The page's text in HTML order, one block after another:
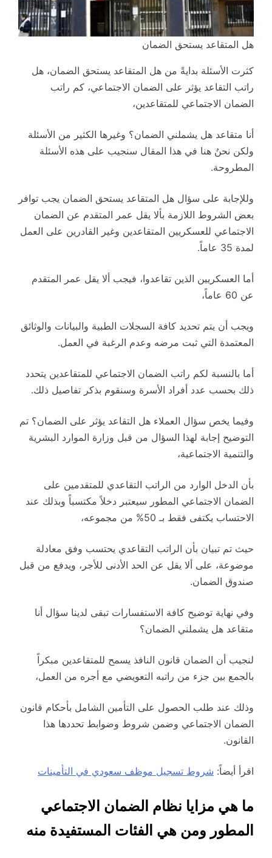
هل المتقاعد يستحق الضمان
كثرت الأسئلة بدايةً من هل المتقاعد يستحق الضمان، هل
راتب التقاعد يؤثر على الضمان الاجتماعي، كم راتب
الضمان الاجتماعي للمتقاعدين،
أنا متقاعد هل يشملني الضمان؟ وغيرها الكثير من الأسئلة
ولكن نحنُ هنا في هذا المقال سنجيب على هذه الأسئلة
المطروحة.
وللإجابة على سؤال هل المتقاعد يستحق الضمان يجب توافر
بعض الشروط اللازمة بألا يقل عمر المتقدم عن الضمان
الاجتماعي للعسكريين المتقاعدين وغير القادرين على العمل
لمدة 35 عاماً.
أما العسكريين الذين تقاعدوا، فيجب ألا يقل عمر المتقدم
عن 60 عاماً،
ويجب أن يتم تحديد كافة السجلات الطبية والبيانات والوثائق
المعتمدة التي ثبت مرضه وعدم الرغبة في العمل.
أما بالنسبة لكم راتب الضمان الاجتماعي للمتقاعدين يتحدد
ذلك بحسب عدد أفراد الأسرة وسنقوم بذكر تفاصيل ذلك.
وفيما يخص سؤال العملاء هل التقاعد يؤثر على الضمان؟ تم
التوضيح إجابة لهذا السؤال من قبل وزارة الموارد البشرية
والتنمية الاجتماعية،
بأن الدخل الوارد من الراتب التقاعدي للمتقدمين على
الضمان الاجتماعي المطور سيعتبر دخلاً مكتسباً وبذلك عند
الاحتساب يكتفى فقط بـ 50% من مجموعه،
حيث تم تبيان بأن الراتب التقاعدي يحتسب وفق معادلة
موضوعة، على ألا يقل عن الحد الأدنى للأجر، ويدفع من قبل
صندوق الضمان.
وفي نهاية توضيح كافة الاستفسارات تبقى لدينا سؤال أنا
متقاعد هل يشملني الضمان؟
لنجيب أن الضمان قانون النافذ يسمح للمتقاعدين مبكراً
بالجمع بين جزء من راتبه التعويضي مع أجره من العمل،
وذلك عند طلب الحصول على التأمين الشامل بأحكام قانون
الضمان الاجتماعي وضمن شروط وضوابط تحددها هذا
القانون.
اقرأ أيضاً: شروط تسجيل موظف سعودي في التأمينات
ما هي مزايا نظام الضمان الاجتماعي
المطور ومن هي الفئات المستفيدة منه